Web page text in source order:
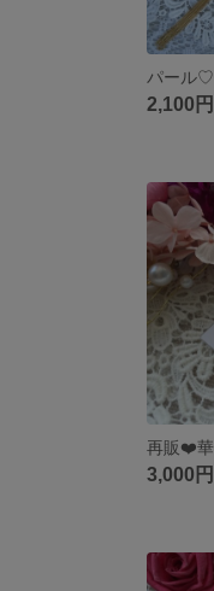
2,100円
再販❤️華
3,000円